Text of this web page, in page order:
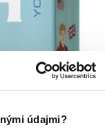
údajmi?